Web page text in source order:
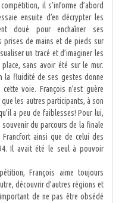
il s’informe d’abord
ensuite d’en décrypter les
doué pour enchaîner ses
prises de mains et de pieds sur
un tracé et d’imaginer les
sans avoir été sur le mur.
la fluidité de ses gestes donne
voie. François n’est guère
les autres participants, à son
a peu de faiblesses! Pour lui,
du parcours de la finale
ainsi que de celui des
Il avait été le seul à pouvoir
François aime toujours
découvrir d’autres régions et
de ne pas être obsédé